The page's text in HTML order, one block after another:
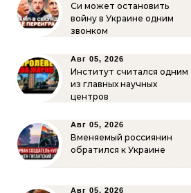
Си может остановить
войну в Украине одним
звонком
Авг 05, 2026
Институт считался одним
из главных научных
центров
Авг 05, 2026
Вменяемый россиянин
обратился к Украине
Авг 05, 2026